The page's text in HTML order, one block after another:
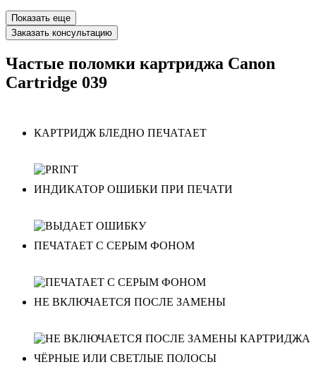
Показать еще
Заказать консультацию
Частые поломки картриджа Canon
Cartridge 039
КАРТРИДЖ БЛЕДНО ПЕЧАТАЕТ
ИНДИКАТОР ОШИБКИ ПРИ ПЕЧАТИ
ПЕЧАТАЕТ С СЕРЫМ ФОНОМ
НЕ ВКЛЮЧАЕТСЯ ПОСЛЕ ЗАМЕНЫ
ЧЁРНЫЕ ИЛИ СВЕТЛЫЕ ПОЛОСЫ